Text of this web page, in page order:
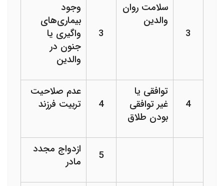
3
سلامت روان
والدین
3
وجود
بیماری‌های
واگیری یا
جنون در
والدین
4
توافقی یا
غیر توافقی
بودن طلاق
4
عدم صلاحیت
تربیت فرزند
5
ازدواج مجدد
مادر